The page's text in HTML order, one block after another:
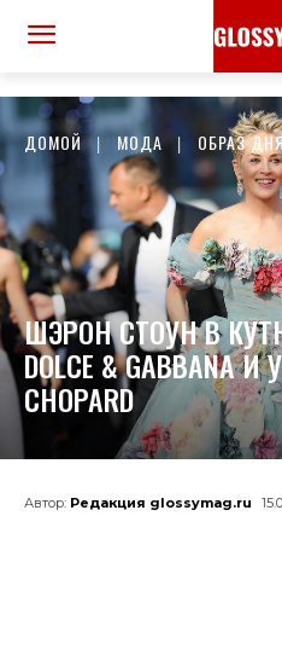
ДОМОЙ МОДА ОБРАЗ
ШЭРОН СТОУН В
DOLCE & GABBANA
CHOPARD
Автор: Редакция glossymag.ru